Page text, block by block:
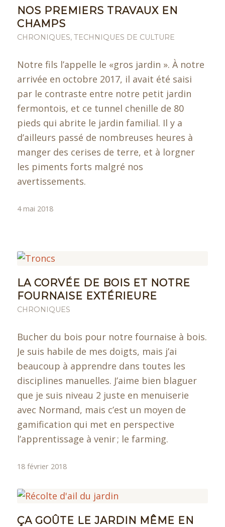
NOS PREMIERS TRAVAUX EN
CHAMPS
CHRONIQUES, TECHNIQUES DE CULTURE
Notre fils l’appelle le «gros jardin ». À notre
arrivée en octobre 2017, il avait été saisi
par le contraste entre notre petit jardin
fermontois, et ce tunnel chenille de 80
pieds qui abrite le jardin familial. Il y a
d’ailleurs passé de nombreuses heures à
manger des cerises de terre, et à lorgner
les piments forts malgré nos
avertissements.
4 mai 2018
LA CORVÉE DE BOIS ET NOTRE
FOURNAISE EXTÉRIEURE
CHRONIQUES
Bucher du bois pour notre fournaise à bois.
Je suis habile de mes doigts, mais j’ai
beaucoup à apprendre dans toutes les
disciplines manuelles. J’aime bien blaguer
que je suis niveau 2 juste en menuiserie
avec Normand, mais c’est un moyen de
gamification qui met en perspective
l’apprentissage à venir ; le farming.
18 février 2018
ÇA GOÛTE LE JARDIN MÊME EN